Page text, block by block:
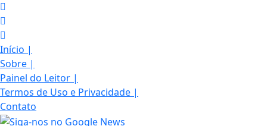
Início |
Sobre |
Painel do Leitor |
Termos de Uso e Privacidade |
Contato